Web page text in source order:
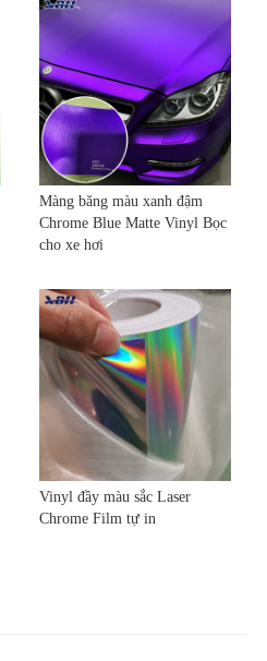
Màng băng màu xanh đậm
Chrome Blue Matte Vinyl Bọc
cho xe hơi
Vinyl đầy màu sắc Laser
Chrome Film tự in